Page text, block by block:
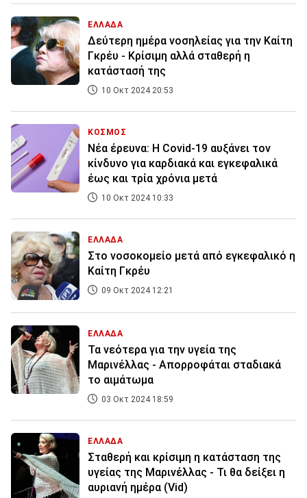
ΕΛΛΑΔΑ
Δεύτερη ημέρα νοσηλείας για την Καίτη
Γκρέυ - Κρίσιμη αλλά σταθερή η
κατάστασή της
10 Οκτ 2024 20:53
ΚΟΣΜΟΣ
Νέα έρευνα: Η Covid-19 αυξάνει τον
κίνδυνο για καρδιακά και εγκεφαλικά
έως και τρία χρόνια μετά
10 Οκτ 2024 10:33
ΕΛΛΑΔΑ
Στο νοσοκομείο μετά από εγκεφαλικό η
Καίτη Γκρέυ
09 Οκτ 2024 12:21
ΕΛΛΑΔΑ
Τα νεότερα για την υγεία της
Μαρινέλλας - Απορροφάται σταδιακά
το αιμάτωμα
03 Οκτ 2024 18:59
ΕΛΛΑΔΑ
Σταθερή και κρίσιμη η κατάσταση της
υγείας της Μαρινέλλας - Τι θα δείξει η
αυριανή ημέρα (Vid)